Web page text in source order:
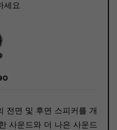
세요.
전면 및 후면 스피커를 개
사운드와 더 나은 사운드